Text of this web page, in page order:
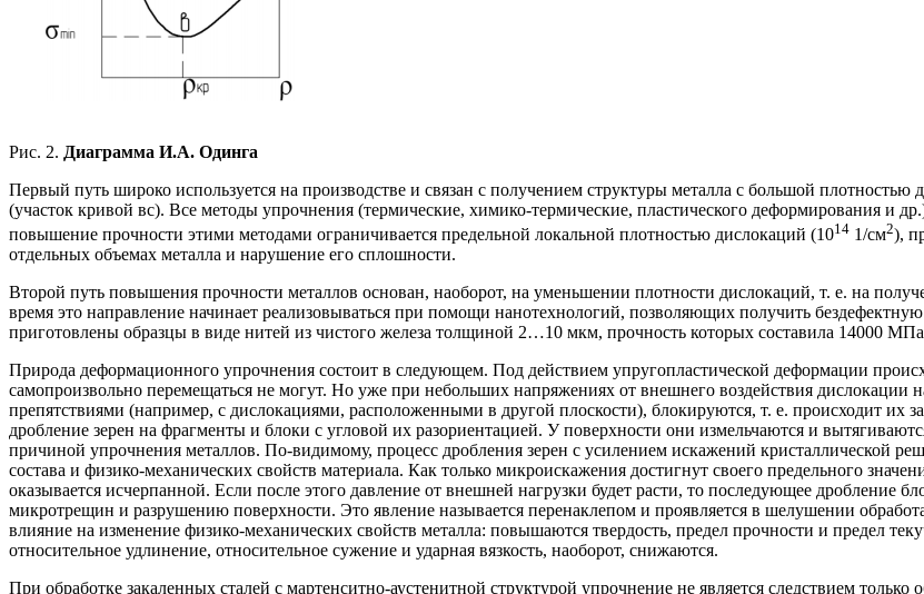
Рис. 2. Диаграмма И.А. Одинга
Первый путь широко используется на производстве и связан с получением структуры металла с большой
(участок кривой вс). Все методы упрочнения (термические, химико-термические, пластического деформирования и
повышение прочности этими методами ограничивается предельной локальной плотностью дислокаций (1014 1/см2),
отдельных объемах металла и нарушение его сплошности.
Второй путь повышения прочности металлов основан, наоборот, на уменьшении плотности дислокаций, т. е. на
время это направление начинает реализовываться при помощи нанотехнологий, позволяющих получить
приготовлены образцы в виде нитей из чистого железа толщиной 2…10 мкм, прочность которых составила 14000
Природа деформационного упрочнения состоит в следующем. Под действием упругопластической деформации
самопроизвольно перемещаться не могут. Но уже при небольших напряжениях от внешнего воздействия дислокации
препятствиями (например, с дислокациями, расположенными в другой плоскости), блокируются, т. е. происходит их
дробление зерен на фрагменты и блоки с угловой их разориентацией. У поверхности они измельчаются и
причиной упрочнения металлов. По-видимому, процесс дробления зерен с усилением искажений кристаллической
состава и физико-механических свойств материала. Как только микроискажения достигнут своего предельного
оказывается исчерпанной. Если после этого давление от внешней нагрузки будет расти, то последующее дробление
микротрещин и разрушению поверхности. Это явление называется перенаклепом и проявляется в шелушении
влияние на изменение физико-механических свойств металла: повышаются твердость, предел прочности и предел
относительное удлинение, относительное сужение и ударная вязкость, наоборот, снижаются.
При обработке закаленных сталей с мартенситно-аустенитной структурой упрочнение не является следствием